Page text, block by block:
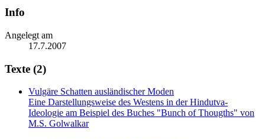
Info
Angelegt am
17.7.2007
Texte (2)
Vulgäre Schatten ausländischer Moden
Eine Darstellungsweise des Westens in der Hindutva-
Ideologie am Beispiel des Buches "Bunch of Thougths" von
M.S. Golwalkar